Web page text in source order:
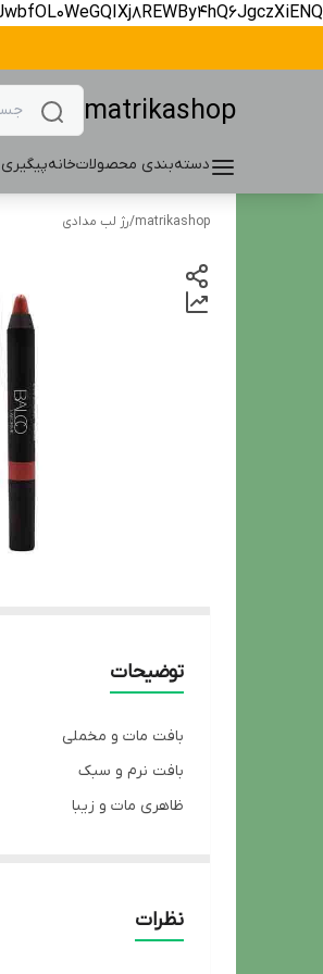
matrikashop
دسته‌بندی محصولاتخانه
matrikashop
/رژ لب مدادی
توضیحات
بافت مات و مخملی
بافت نرم و سبک
ظاهری مات و زیبا
دارای مواد مرطوب و تقویت
مانع از ایجاد خشکی و
نظرات